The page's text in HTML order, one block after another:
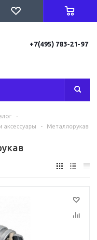
+7(495) 783-21-97
-
аксессуары
- Металлорукав